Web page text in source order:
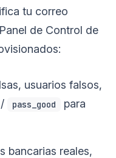
tu correo
de Control de
usuarios falsos,
/ pass_good
para
bancarias reales,